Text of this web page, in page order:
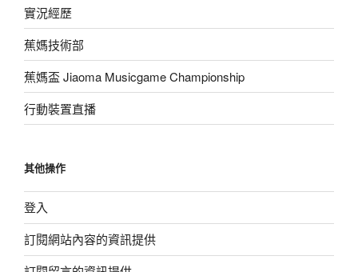
實況經歷
蕉媽技術部
蕉媽盃 Jiaoma Musicgame Championship
行動裝置直播
其他操作
登入
訂閱網站內容的資訊提供